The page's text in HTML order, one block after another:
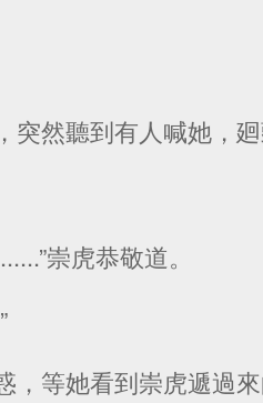
然聽到有人喊她，廻
崇虎恭敬道。
等她看到崇虎遞過來